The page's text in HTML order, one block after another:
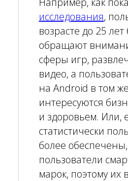
исследования,
возрасте до 25
обращают
сферы игр,
видео, а
на Android в том
интересуются
и здоровьем. Или,
статистически
более
пользователи
марок, поэтому их